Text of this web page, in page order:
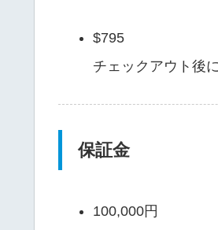
$795
チェックアウト後
保証金
100,000円